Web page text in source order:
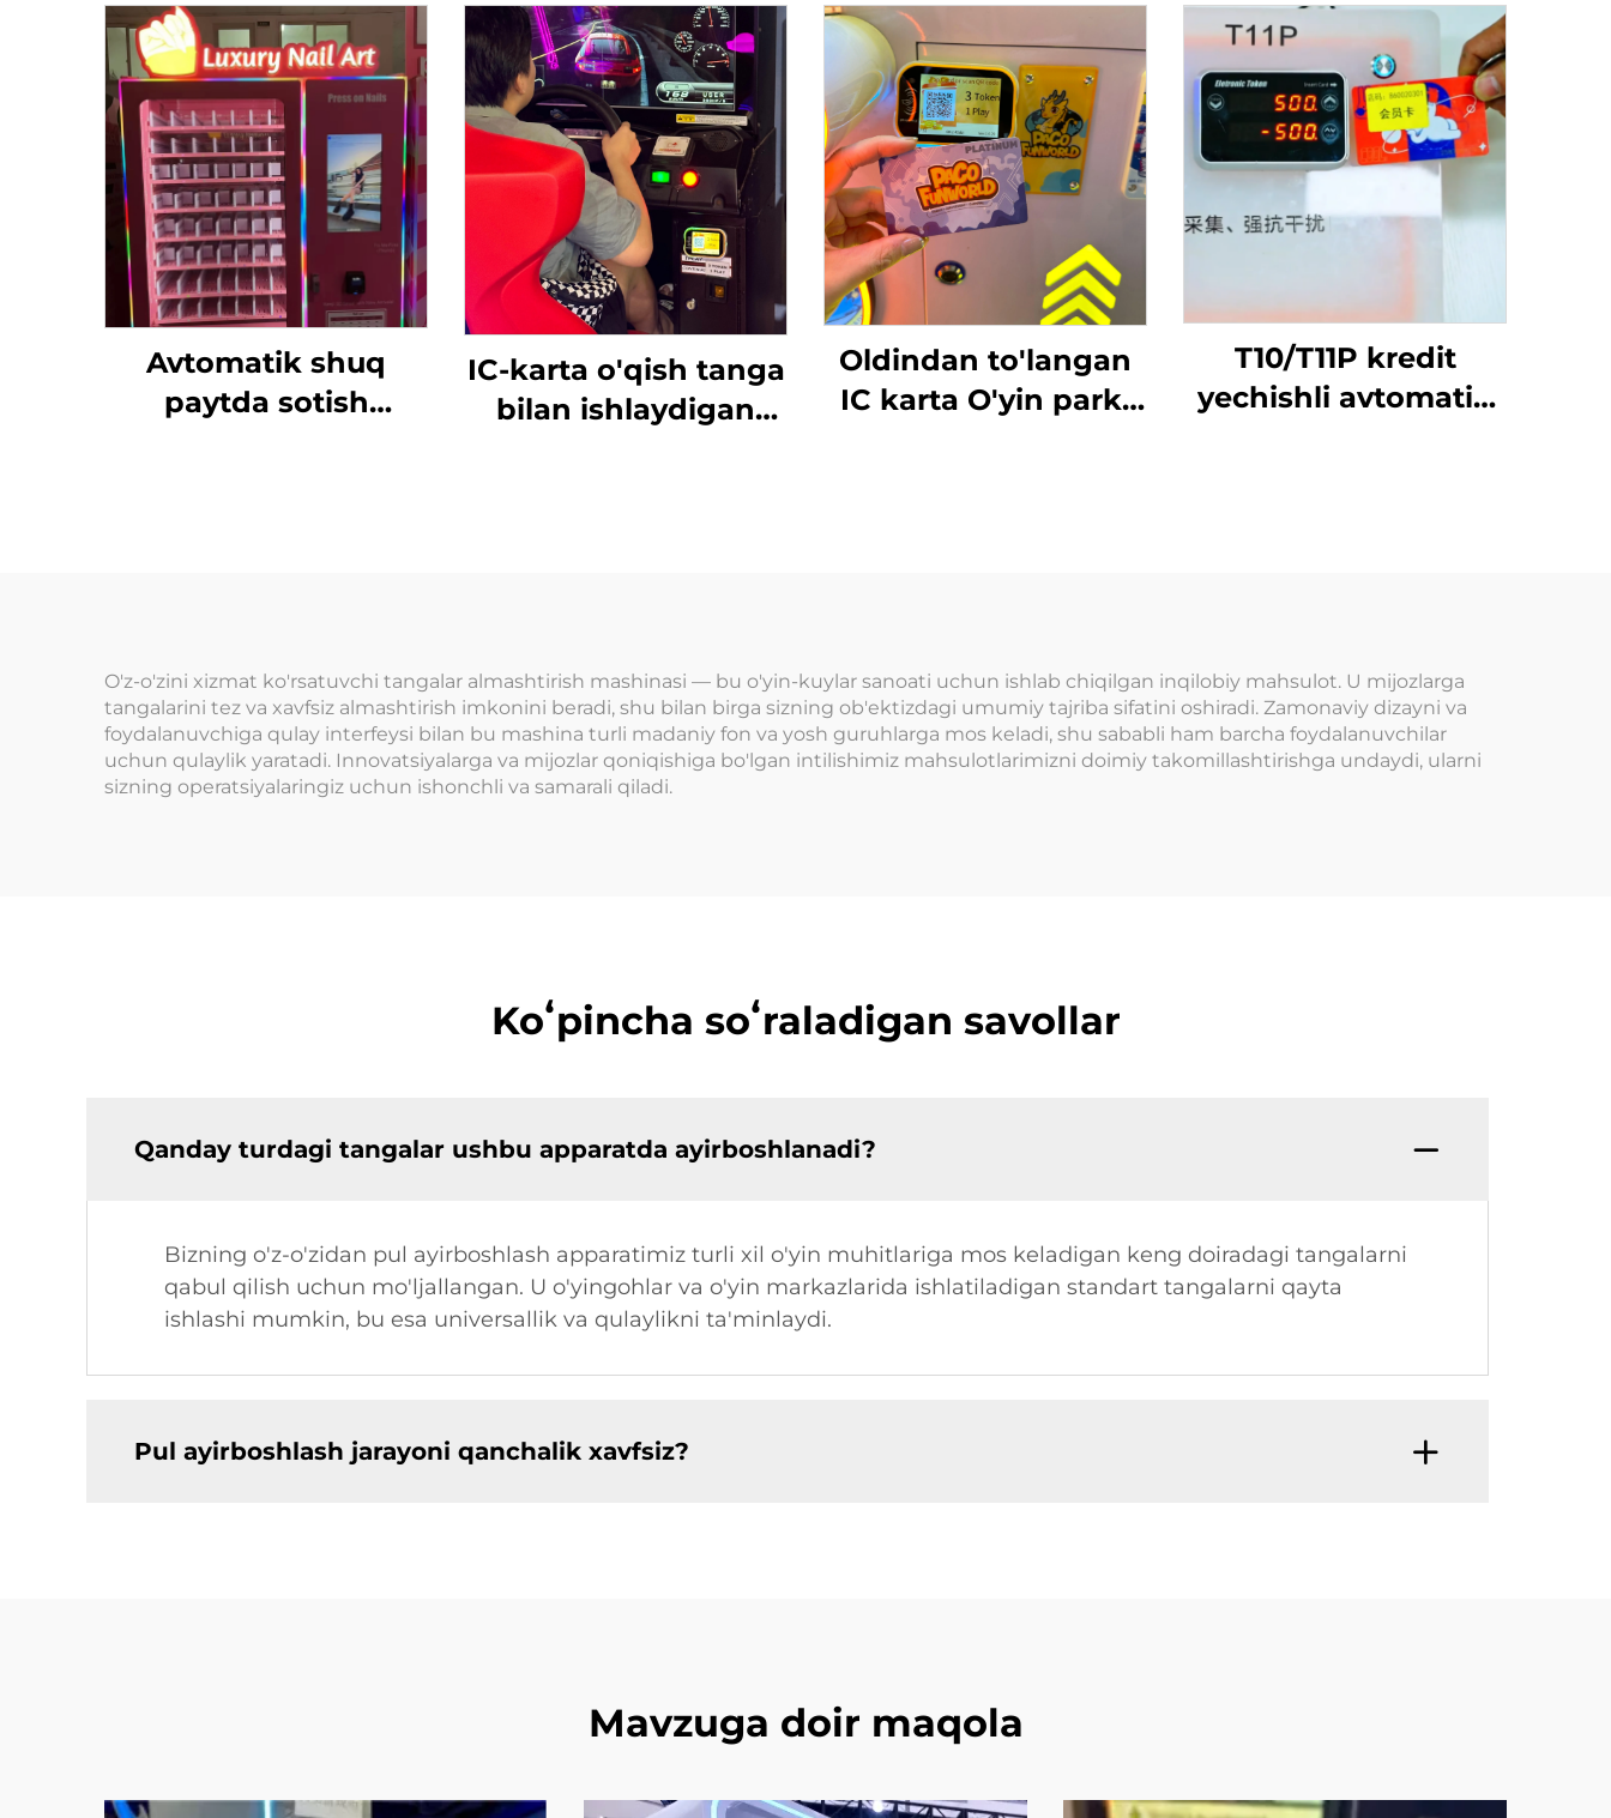
Avtomatik shuq
paytda sotish
IC-karta o'qish tanga
bilan ishlaydigan
Oldindan to'langan
IC karta O'yin parki
T10/T11P kredit
yechishli avtomatik
O'z-o'zini xizmat ko'rsatuvchi tangalar almashtirish mashinasi — bu o'yin-kuylar sanoati uchun ishlab chiqilgan inqilobiy mahsulot. U mijozlarga
tangalarini tez va xavfsiz almashtirish imkonini beradi, shu bilan birga sizning ob'ektizdagi umumiy tajriba sifatini oshiradi. Zamonaviy dizayni va
foydalanuvchiga qulay interfeysi bilan bu mashina turli madaniy fon va yosh guruhlarga mos keladi, shu sababli ham barcha foydalanuvchilar
uchun qulaylik yaratadi. Innovatsiyalarga va mijozlar qoniqishiga bo'lgan intilishimiz mahsulotlarimizni doimiy takomillashtirishga undaydi, ularni
sizning operatsiyalaringiz uchun ishonchli va samarali qiladi.
Koʻpincha soʻraladigan savollar
Qanday turdagi tangalar ushbu apparatda ayirboshlanadi?
Bizning o'z-o'zidan pul ayirboshlash apparatimiz turli xil o'yin muhitlariga mos keladigan keng doiradagi tangalarni
qabul qilish uchun mo'ljallangan. U o'yingohlar va o'yin markazlarida ishlatiladigan standart tangalarni qayta
ishlashi mumkin, bu esa universallik va qulaylikni ta'minlaydi.
Pul ayirboshlash jarayoni qanchalik xavfsiz?
Mavzuga doir maqola